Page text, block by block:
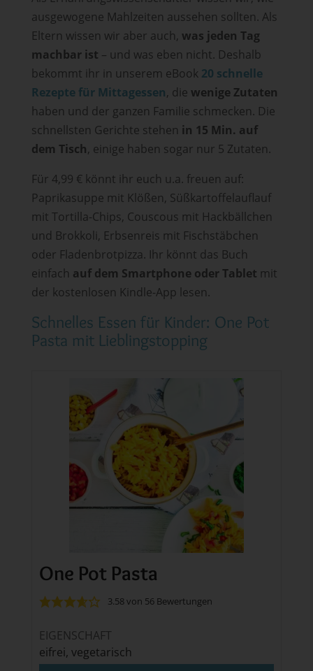
ausgewogene Mahlzeiten aussehen sollten. Als
Eltern wissen wir aber auch, was jeden Tag
machbar ist – und was eben nicht. Deshalb
bekommt ihr in unserem eBook 20 schnelle
Rezepte für Mittagessen, die wenige Zutaten
haben und der ganzen Familie schmecken. Die
schnellsten Gerichte stehen in 15 Min. auf
dem Tisch, einige haben sogar nur 5 Zutaten.
Für 4,99 € könnt ihr euch u.a. freuen auf:
Paprikasuppe mit Klößen, Süßkartoffelauflauf
mit Tortilla-Chips, Couscous mit Hackbällchen
und Brokkoli, Erbsenreis mit Fischstäbchen
oder Fladenbrotpizza. Ihr könnt das Buch
einfach auf dem Smartphone oder Tablet mit
der kostenlosen Kindle-App lesen.
Schnelles Essen für Kinder: One Pot
Pasta mit Lieblingstopping
One Pot Pasta
3.58von 56Bewertungen
EIGENSCHAFT
eifrei, vegetarisch